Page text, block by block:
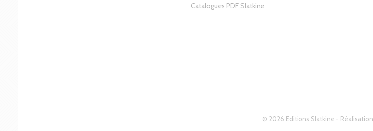
© 2026 Editions Slatkine - Réalisation
Catalogues PDF Slatkine